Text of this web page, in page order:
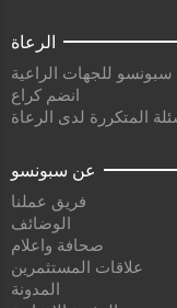
الرعاة
سبونسو للجهات الراعية
انضم كراع
المتكررة لدى الرعاة
عن سبونسو
فريق عملنا
الوضائف
صحافة واعلام
علاقات المستثمرين
المدونة